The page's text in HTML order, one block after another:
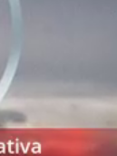
Despre noi /
Rețea